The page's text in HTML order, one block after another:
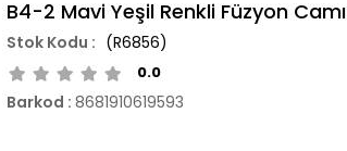
B4-2 Mavi Yeşil Renkli Füzyon Camı
(R6856)
0.0
Barkod : 8681910619593